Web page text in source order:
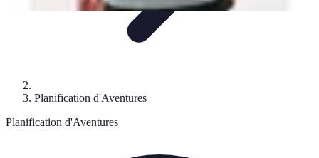
Planification d'Aventures
Planification d'Aventures